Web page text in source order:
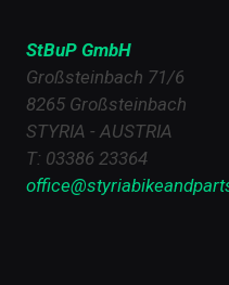
StBuP GmbH
Großsteinbach 71/6
8265 Großsteinbach
STYRIA - AUSTRIA
T: 03386 23364